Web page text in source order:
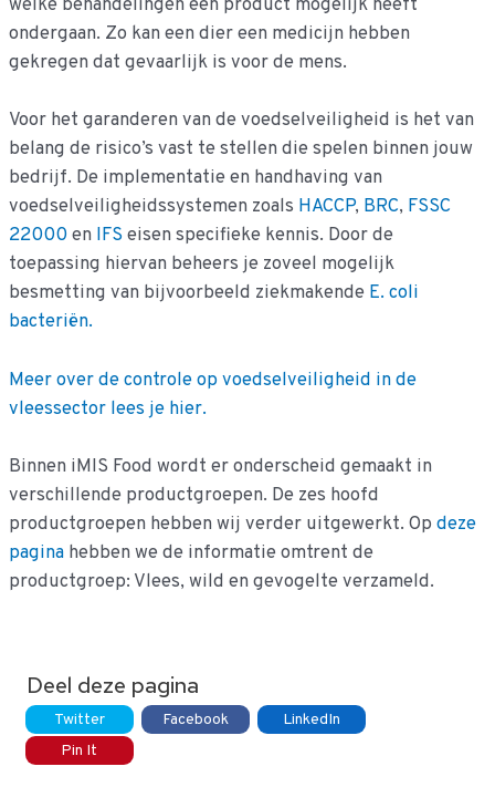
ondergaan. Zo kan een dier een medicijn hebben
gekregen dat gevaarlijk is voor de mens.
Voor het garanderen van de voedselveiligheid is het van
belang de risico’s vast te stellen die spelen binnen jouw
bedrijf. De implementatie en handhaving van
voedselveiligheidssystemen zoals HACCP, BRC, FSSC
22000en IFSeisen specifieke kennis. Door de
toepassing hiervan beheers je zoveel mogelijk
besmetting van bijvoorbeeld ziekmakende E. coli
bacteriën.
Meer over de controle op voedselveiligheid in de
vleessector lees je hier.
Binnen iMIS Food wordt er onderscheid gemaakt in
verschillende productgroepen. De zes hoofd
productgroepen hebben wij verder uitgewerkt. Op deze
paginahebben we de informatie omtrent de
productgroep: Vlees, wild en gevogelte verzameld.
Deel deze pagina
Twitter Facebook
LinkedIn
Pin It